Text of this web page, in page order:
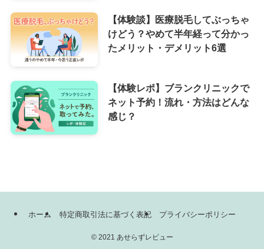
【体験談】医療脱毛してぶっちゃ
けどう？やめて半年経って分かっ
たメリット・デメリット6選
【体験レポ】ブランクリニックで
ネット予約！流れ・方法はどんな
感じ？
ホーム 特定商取引法に基づく表記 プライバシーポリシー
©2021 あせらずレビュー